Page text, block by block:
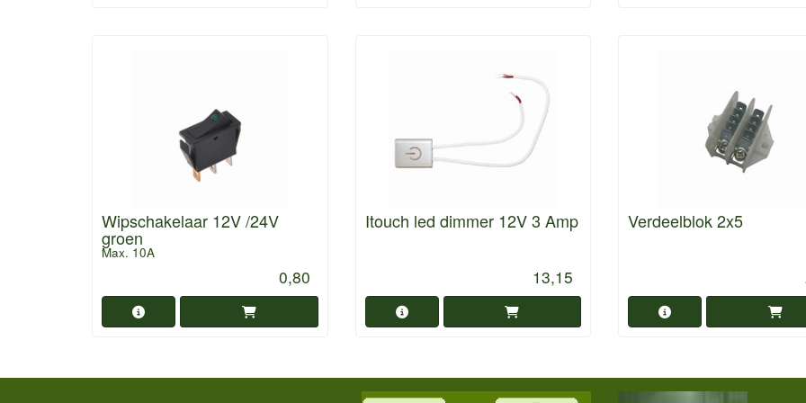
Wipschakelaar 12V /24V
groen
Max. 10A
0,80
Itouch led dimmer 12V 3 Amp
13,15
Verdeelblok 2x5